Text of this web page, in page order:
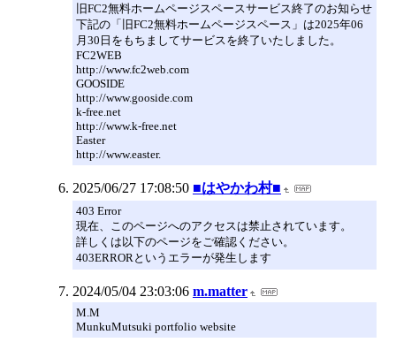
旧FC2無料ホームページスペースサービス終了のお知らせ
下記の「旧FC2無料ホームページスペース」は2025年06
月30日をもちましてサービスを終了いたしました。
FC2WEB
http://www.fc2web.com
GOOSIDE
http://www.gooside.com
k-free.net
http://www.k-free.net
Easter
http://www.easter.
2025/06/27 17:08:50 ■はやかわ村■
403 Error
現在、このページへのアクセスは禁止されています。
詳しくは以下のページをご確認ください。
403ERRORというエラーが発生します
2024/05/04 23:03:06 m.matter
M.M
MunkuMutsuki portfolio website